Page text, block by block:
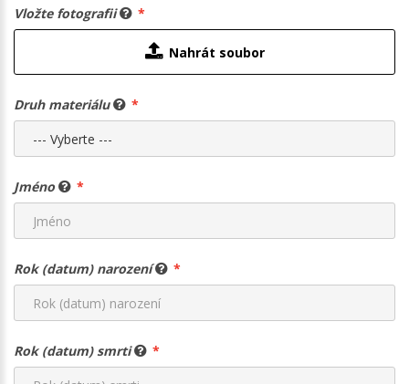
Vložte fotografii
Nahrát soubor
Druh materiálu
Jméno
Rok (datum) narození
Rok (datum) smrti